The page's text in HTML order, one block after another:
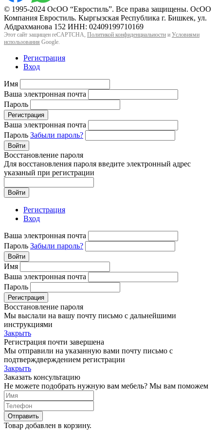
© 1995-2024 ОсОО “Евростиль”. Все права защищены. ОсОО
Компания Евростиль. Кыргызская Республика г. Бишкек, ул.
Абдрахманова 152 ИНН: 02409199710169
Этот сайт защищен reCAPTCHA, Политикой конфиденциальности и Условиями
использования Google.
Регистрация
Вход
Имя
Ваша электронная почта
Пароль
Регистрация
Ваша электронная почта
Пароль Забыли пароль?
Войти
Восстановление пароля
Для восстановления пароля введите электронный адрес
указаный при регистрации
Войти
Регистрация
Вход
Ваша электронная почта
Пароль Забыли пароль?
Войти
Имя
Ваша электронная почта
Пароль
Регистрация
Восстановление пароля
Мы выслали на вашу почту письмо с дальнейшими
инструкциями
Закрыть
Регистрация почти завершена
Мы отправили на указанную вами почту письмо с
подтверждверждением регистрации
Закрыть
Заказать консультацию
Не можете подобрать нужную вам мебель? Мы вам поможем
Отправить
Товар добавлен в корзину.